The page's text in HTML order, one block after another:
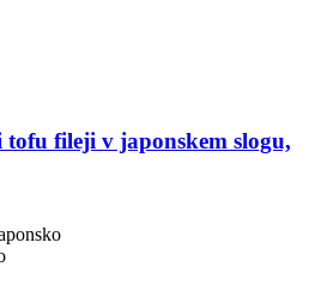
fileji v japonskem slogu,